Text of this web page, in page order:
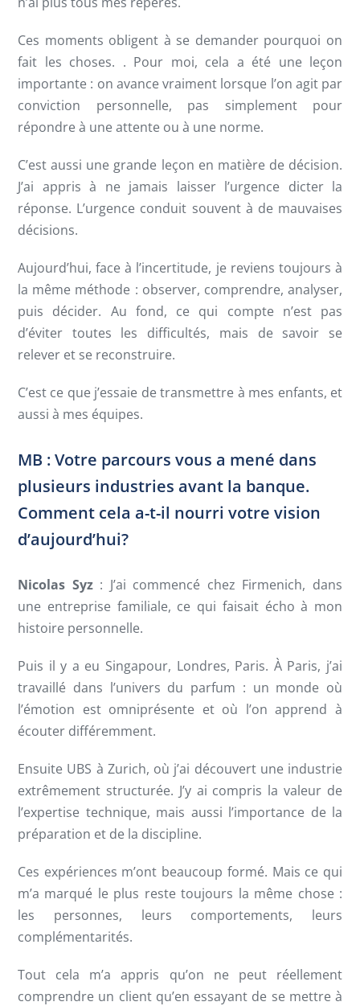
Ces moments obligent à se demander pourquoi on
fait les choses. . Pour moi, cela a été une leçon
importante : on avance vraiment lorsque l’on agit par
conviction personnelle, pas simplement pour
répondre à une attente ou à une norme.
C’est aussi une grande leçon en matière de décision.
J’ai appris à ne jamais laisser l’urgence dicter la
réponse. L’urgence conduit souvent à de mauvaises
décisions.
Aujourd’hui, face à l’incertitude, je reviens toujours à
la même méthode : observer, comprendre, analyser,
puis décider. Au fond, ce qui compte n’est pas
d’éviter toutes les difficultés, mais de savoir se
relever et se reconstruire.
C’est ce que j’essaie de transmettre à mes enfants, et
aussi à mes équipes.
MB : Votre parcours vous a mené dans
plusieurs industries avant la banque.
Comment cela a-t-il nourri votre vision
d’aujourd’hui?
Nicolas Syz: J’ai commencé chez Firmenich, dans
une entreprise familiale, ce qui faisait écho à mon
histoire personnelle.
Puis il y a eu Singapour, Londres, Paris. À Paris, j’ai
travaillé dans l’univers du parfum : un monde où
l’émotion est omniprésente et où l’on apprend à
écouter différemment.
Ensuite UBS à Zurich, où j’ai découvert une industrie
extrêmement structurée. J’y ai compris la valeur de
l’expertise technique, mais aussi l’importance de la
préparation et de la discipline.
Ces expériences m’ont beaucoup formé. Mais ce qui
m’a marqué le plus reste toujours la même chose :
les personnes, leurs comportements, leurs
complémentarités.
Tout cela m’a appris qu’on ne peut réellement
comprendre un client qu’en essayant de se mettre à